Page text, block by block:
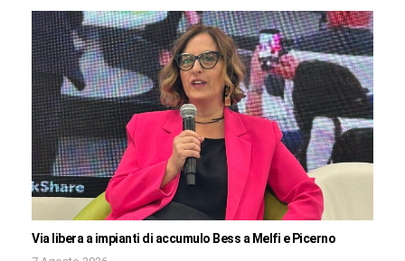
Via libera a impianti di accumulo Bess a Melfi e Picerno